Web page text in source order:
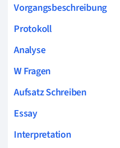
Vorgangsbeschreibung
Protokoll
Analyse
W Fragen
Aufsatz Schreiben
Essay
Interpretation